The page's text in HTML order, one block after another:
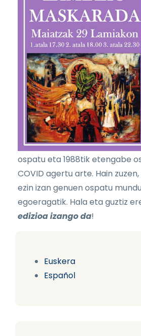
Euskera
Español
ospatu eta 1988tik etengabe
COVID agertu arte. Hain
ezin izan genuen ospatu
egoeragatik. Hala eta guztiz
edizioa izango da!